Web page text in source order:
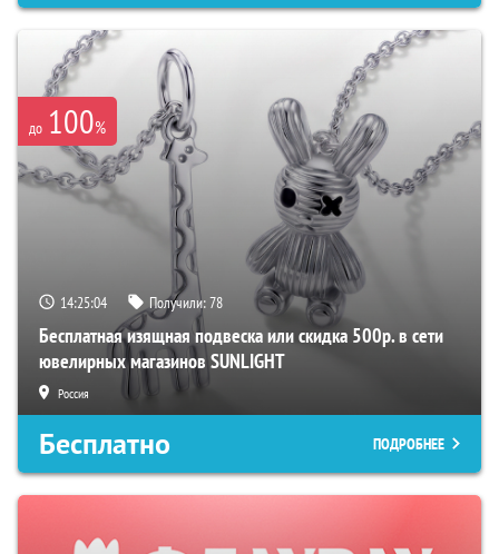
до 100%
14:25:02 Получили:78
Бесплатная изящная подвеска или скидка 500р. в сети
ювелирных магазинов SUNLIGHT
Россия
Бесплатно ПОДРОБНЕЕ